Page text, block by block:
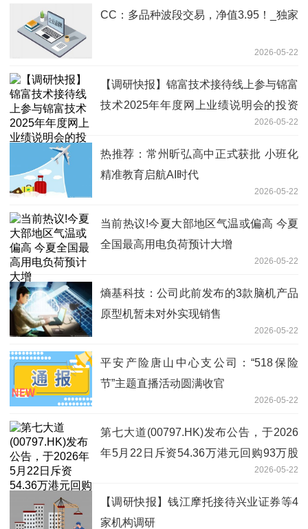
CC：多品种波段交易，净值3.95！_独家
2026-05-22
【调研快报】锦富技术接待线上参与锦富
技术2025年年度网上业绩说明会的投资
2026-05-22
热推荐：常州昕弘高中正式获批 小班化
精准教育启航AI时代
2026-05-22
当前热议!今夏大部地区气温或偏高 今夏
全国最高用电负荷预计大增
2026-05-22
熵基科技：公司此前发布的3款脑机产品
原型机暂未对外实现销售
2026-05-22
平安产险唐山中心支公司：“518保险
节”主题直播活动圆满收官
2026-05-22
第七大道(00797.HK)发布公告，于2026
年5月22日斥资54.36万港元回购93万股
2026-05-22
【调研快报】钱江摩托接待兴业证券等4
家机构调研